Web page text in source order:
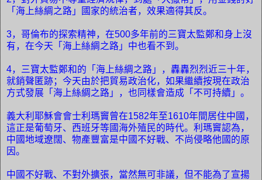
「海上絲綢之路」國家的統治者，效果適得其反。
3，哥倫布的探索精神，在500多年前的三寶太監鄭和身上沒
有，在今天「海上絲綢之路」中也看不到。
4，三寶太監鄭和的「海上絲綢之路」，轟轟烈烈近三十年，
就銷聲匿跡；今天由於把貿易政治化，如果繼續按現在政治
方式發展「海上絲綢之路」，也同樣會造成「不可持續」。
義大利耶穌會會士利瑪竇曾在1582年至1610年間居住中國，
這正是葡萄牙、西班牙等國海外殖民的時代。利瑪竇認為，
中國地域遼闊、物產豐富是中國不好戰、不尚侵略他國的原
因。
中國不好戰、不對外擴張，當然無可非議，但不能為了宣揚